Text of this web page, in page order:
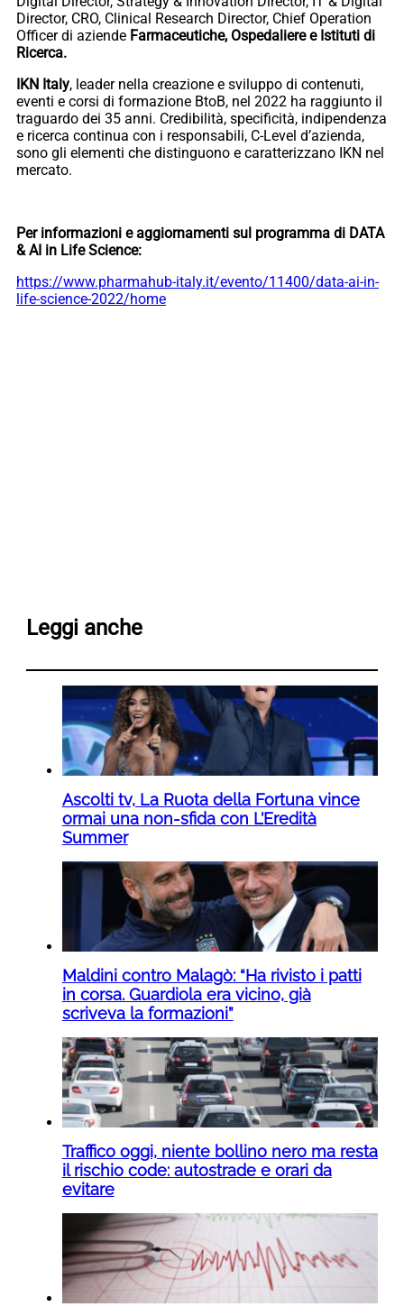
Director, CRO, Clinical Research Director, Chief Operation
Officer di aziende Farmaceutiche, Ospedaliere e Istituti di
Ricerca.
IKN Italy, leader nella creazione e sviluppo di contenuti,
eventi e corsi di formazione BtoB, nel 2022 ha raggiunto il
traguardo dei 35 anni. Credibilità, specificità, indipendenza
e ricerca continua con i responsabili, C-Level d’azienda,
sono gli elementi che distinguono e caratterizzano IKN nel
mercato.
Per informazioni e aggiornamenti sul programma di DATA
& AI in Life Science:
https://www.pharmahub-italy.it/evento/11400/data-ai-in-
life-science-2022/home
Leggi anche
Ascolti tv, La Ruota della Fortuna vince
ormai una non-sfida con L’Eredità
Summer
Maldini contro Malagò: “Ha rivisto i patti
in corsa. Guardiola era vicino, già
scriveva la formazioni”
Traffico oggi, niente bollino nero ma resta
il rischio code: autostrade e orari da
evitare